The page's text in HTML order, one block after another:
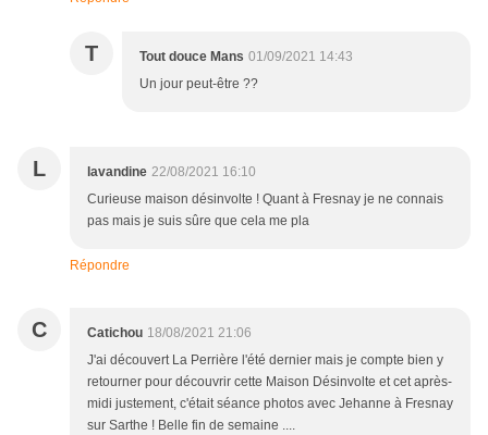
T Tout douce Mans 01/09/2021 14:43
Un jour peut-être ??
L lavandine 22/08/2021 16:10
Curieuse maison désinvolte ! Quant à Fresnay je ne connais
pas mais je suis sûre que cela me pla
Répondre
C Catichou 18/08/2021 21:06
J'ai découvert La Perrière l'été dernier mais je compte bien y
retourner pour découvrir cette Maison Désinvolte et cet après-
midi justement, c'était séance photos avec Jehanne à Fresnay
sur Sarthe ! Belle fin de semaine ....